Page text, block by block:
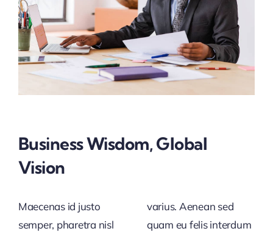
Business Wisdom, Global
Vision
Maecenas id justo
semper, pharetra nisl
varius. Aenean sed
quam eu felis interdum